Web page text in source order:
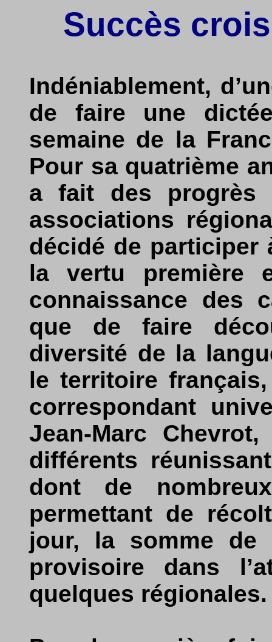
Succès
Indéniablement,
de faire une
semaine de la
Pour sa quatrième
a fait des progrès
associations
décidé de participer
la vertu première
connaissance des
que de faire
diversité de la
le territoire
correspondant
Jean-Marc
différents
dont de
permettant de
jour, la somme de
provisoire dans
quelques régionales.